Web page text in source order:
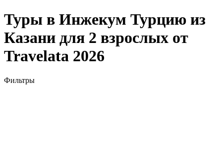
Туры в Инжекум Турцию из
Казани для 2 взрослых от
Travelata 2026
Фильтры